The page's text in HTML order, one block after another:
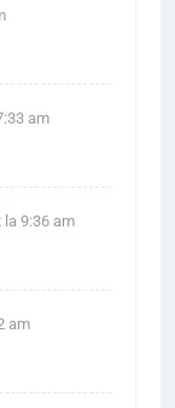
am
la 9:36 am
am